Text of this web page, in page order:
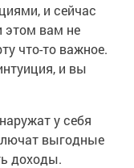
и сейчас
этом вам не
что-то важное.
и вы
у себя
выгодные
доходы.